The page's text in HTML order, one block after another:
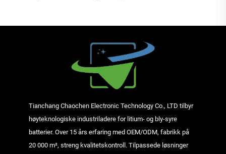
Tianchang Chaochen Electronic Technology Co., LTD tilbyr
høyteknologiske industriladere for litium- og bly-syre
batterier. Over 15 års erfaring med OEM/ODM, fabrikk på
20 000 m², streng kvalitetskontroll. Tilpassede løsninger